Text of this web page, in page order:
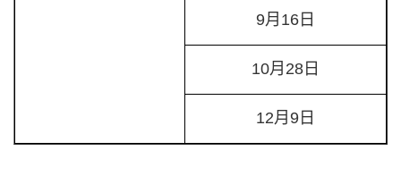
9月16日
10月28日
12月9日